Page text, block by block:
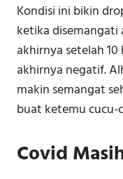
Kondisi ini bikin
ketika disemangati
akhirnya setelah
akhirnya negatif.
makin semangat
buat ketemu cucu-
Covid